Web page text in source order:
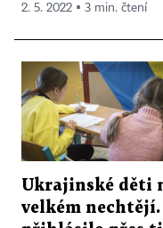
2. 5. 2022 ▪ 3 min. čtení
Ukrajinské děti
velkém nechtějí.